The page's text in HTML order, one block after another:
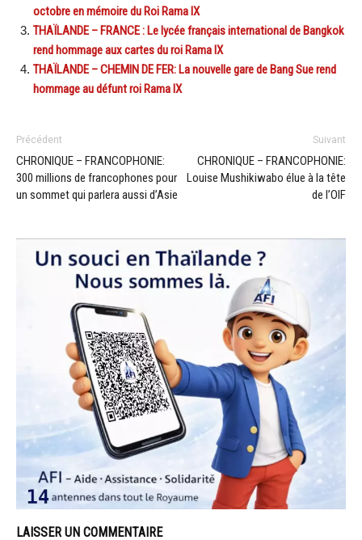
octobre en mémoire du Roi Rama IX
THAÏLANDE – FRANCE : Le lycée français international de Bangkok
rend hommage aux cartes du roi Rama IX
THAÏLANDE – CHEMIN DE FER: La nouvelle gare de Bang Sue rend
hommage au défunt roi Rama IX
Précédent
CHRONIQUE – FRANCOPHONIE:
300 millions de francophones pour
un sommet qui parlera aussi d’Asie
Suivant
CHRONIQUE – FRANCOPHONIE:
Louise Mushikiwabo élue à la tête
de l’OIF
LAISSER UN COMMENTAIRE